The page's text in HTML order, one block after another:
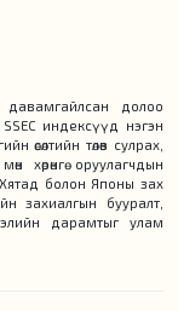
давамгайлсан долоо
индексүүд нэгэн
төлөв сулрах,
хөрөнгө оруулагчдын
болон Японы зах
захиалгын бууралт,
дарамтыг улам